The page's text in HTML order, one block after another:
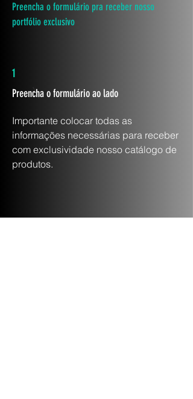
Preencha o formulário pra receber nosso
portfólio exclusivo
1
Preencha o formulário ao lado
Importante colocar todas as
informações necessárias para receber
com exclusividade nosso catálogo de
produtos.